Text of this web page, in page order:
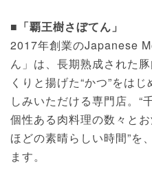
■「覇王樹さぼてん」
2017年創業のJapanese
ん」は、長期熟成された
くりと揚げた“かつ”をは
しみいただける専門店。“
個性ある肉料理の数々と
ほどの素晴らしい時間”を
ます。